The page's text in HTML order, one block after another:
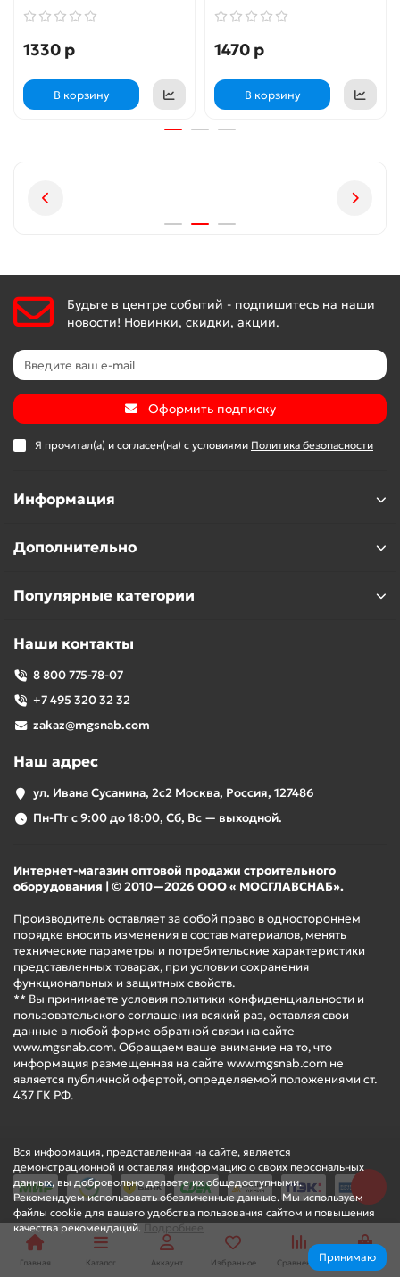
1330 р
В корзину
1470 р
В корзину
Вся информация, представленная на сайте, является
демонстрационной и оставляя информацию о своих персональных
данных, вы добровольно делаете их общедоступными.
Рекомендуем использовать обезличенные данные. Мы используем
файлы cookie для вашего удобства пользования сайтом и повышения
качества рекомендаций.Подробнее
Принимаю
Будьте в центре событий - подпишитесь на наши
новости! Новинки, скидки, акции.
Оформить подписку
Я прочитал(а) и согласен(на) с условиями Политика безопасности
Информация
Дополнительно
Популярные категории
Наши контакты
8 800 775-78-07
+7 495 320 32 32
zakaz@mgsnab.com
Наш адрес
ул. Ивана Сусанина, 2с2 Москва, Россия, 127486
Пн-Пт с 9:00 до 18:00, Сб, Вс — выходной.
Интернет-магазин оптовой продажи строительного
оборудования | © 2010—2026 ООО « МОСГЛАВСНАБ».
Производитель оставляет за собой право в одностороннем
порядке вносить изменения в состав материалов, менять
технические параметры и потребительские характеристики
представленных товарах, при условии сохранения
функциональных и защитных свойств.
** Вы принимаете условия политики конфиденциальности и
пользовательского соглашения всякий раз, оставляя свои
данные в любой форме обратной связи на сайте
www.mgsnab.com. Обращаем ваше внимание на то, что
информация размещенная на сайте www.mgsnab.com не
является публичной офертой, определяемой положениями ст.
437 ГК РФ.
Главная Каталог Аккаунт Избранное Сравнение Корзина